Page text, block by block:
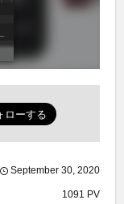
September 30 2020
1091 PV